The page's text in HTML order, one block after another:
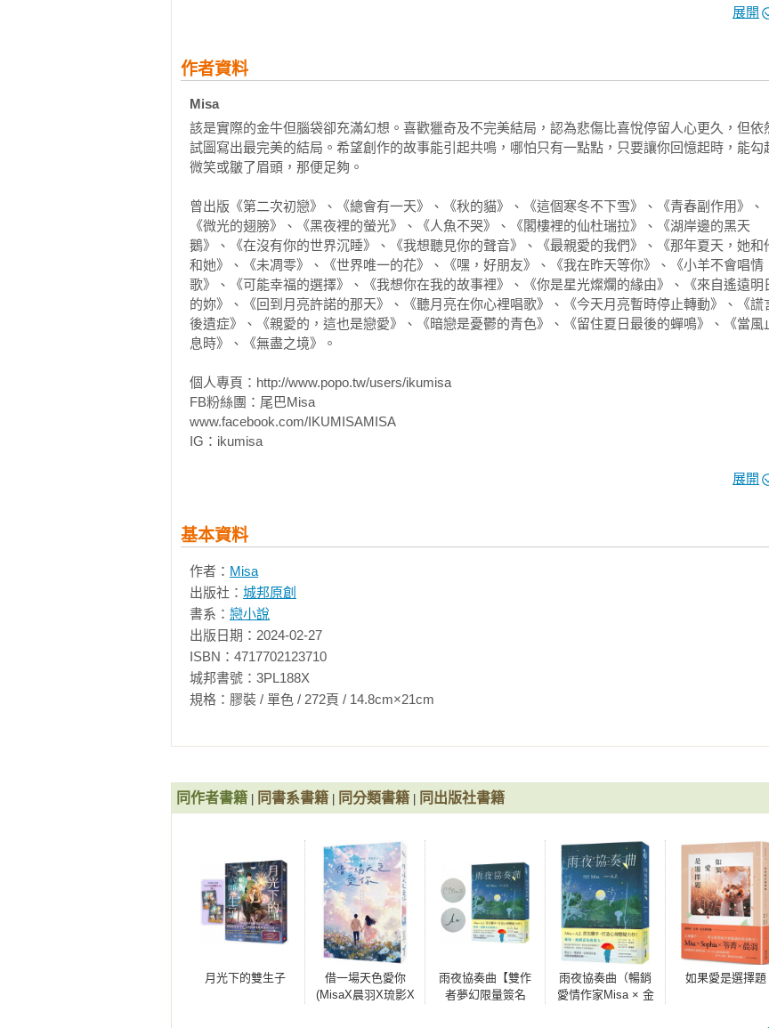
「如果我今天剛好是手抄筆記，妳還會借嗎？」
「當然借啊，我拍照下來不就得了。」
嘖，聰明。
「但我跟教授一樣疑惑，明明現在手指一滑就可以把上課資料複製下來，為什麼妳還會來不及複
製？」我一邊將手上腕帶的檔案滑至謝如瑾的腕帶內，帶點指責地說。
「拜託，這堂課是《萬葉集》耶，就算全是漢字，但意思跟中文差這麼多，這不只是上日文課
還是上文言文！雙重燒腦的情況下，我光是克制瞌睡蟲就已經很厲害了，哪還有空複製啊！」謝如瑾
「別為妳偷玩手機這件事情找理由。」
「被妳發現啦，嘿嘿。」謝如瑾吐舌笑了下。
「科技都進步到兩台機器靠近就可以互傳訊息了，為什麼我們還要來學校上課啊？」謝如瑾吃著
「因為如果都在家裡遠端上課，那我們就沒辦法交朋友啦。」我說著大人們的八股文句，「交流
可是很重要的。」
「好吧，我同意，有時候還是需要一點身體互動。」謝如瑾不懷好意地笑著，「所以說，今天要
不要去天使放鬆一下呢？」
「啊？真假？」我很驚訝，但轉念一想，大品牌就不用說了，現在很多小品牌與獨立商店也都
「反正妳也不喜歡去天使被男人吃豆腐，但又不可否認天使的音樂實在好聽，況且妳不太喝酒，
所以我們今天要不要就一起去體驗一下自宇宙的天使呢？」
謝如瑾的提議很誘人，我認真想了一下，最後點頭答應。
「耶，太好了！那我們晚上見啦。」
展開
作者資料
Misa
該是實際的金牛但腦袋卻充滿幻想。喜歡獵奇及不完美結局，認為悲傷比喜悅停留人心更久，但依
試圖寫出最完美的結局。希望創作的故事能引起共鳴，哪怕只有一點點，只要讓你回憶起時，能勾
微笑或皺了眉頭，那便足夠。
曾出版《第二次初戀》、《總會有一天》、《秋的貓》、《這個寒冬不下雪》、《青春副作用》、
《微光的翅膀》、《黑夜裡的螢光》、《人魚不哭》、《閣樓裡的仙杜瑞拉》、《湖岸邊的黑天
鵝》、《在沒有你的世界沉睡》、《我想聽見你的聲音》、《最親愛的我們》、《那年夏天，她和
和她》、《未凋零》、《世界唯一的花》、《嘿，好朋友》、《我在昨天等你》、《小羊不會唱情
歌》、《可能幸福的選擇》、《我想你在我的故事裡》、《你是星光燦爛的緣由》、《來自遙遠明
的妳》、《回到月亮許諾的那天》、《聽月亮在你心裡唱歌》、《今天月亮暫時停止轉動》、《謊
後遺症》、《親愛的，這也是戀愛》、《暗戀是憂鬱的青色》、《留住夏日最後的蟬鳴》、《當風
息時》、《無盡之境》。
個人專頁：http://www.popo.tw/users/ikumisa
FB粉絲團：尾巴Misa
www.facebook.com/IKUMISAMISA
IG：ikumisa
相關著作：《而你仍在遠方》《秋的貓【紀念版】》《第二次初戀【紀念版】》《總會有一天【紀
《被月亮禁錮的時光》《聽月亮在你心裡唱歌》《回到月亮許諾的那天》《來自遙遠明日的妳
故事裡》《可能幸福的選擇》《小羊不會唱情歌》《嘿，好朋友》《我在昨天等你》《世界唯一的
花》《戀愛本就是場病》《未凋零》《那年夏天，她和他和她》《最親愛的我們》《無盡之境
03（完）抉擇》《我想聽見你的聲音》《無盡之境02追尋》《無盡之境01長生》《在沒有你的世界
睡》《很久很久以前》《湖岸邊的黑天鵝》《閣樓裡的仙杜瑞拉》《當風止息時05忘卻的思念
（完）》《當風止息時04被扼殺的真相》《人魚不哭》《她們》《黑夜裡的螢光》《當風止息時03
視者》《當風止息時02亡靈的筆記本》《微光的翅膀》《當風止息時 01琉璃鬼殺》《當風止息時 01
璃鬼殺(L夾珍藏版)》《青春副作用》《戀之四季：春夏秋冬系列番外合輯》《這個寒冬不下雪》《
展開
基本資料
作者： Misa
出版社： 城邦原創
書系： 戀小說
出版日期：2024-02-27
ISBN：4717702123710
城邦書號：3PL188X
規格：膠裝 / 單色 / 272頁 / 14.8cm×21cm
同作者書籍 同書系書籍 同分類書籍 同出版社書籍
月光下的雙生子
借一場天色愛你
(MisaX晨羽X琉影X
雨夜協奏曲【雙作
者夢幻限量簽名
雨夜協奏曲（暢銷
愛情作家Misa × 金
如果愛是選擇題